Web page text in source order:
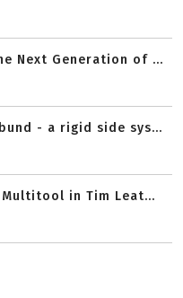
Next Generation of ...
- a rigid side sys...
in Tim Leat...